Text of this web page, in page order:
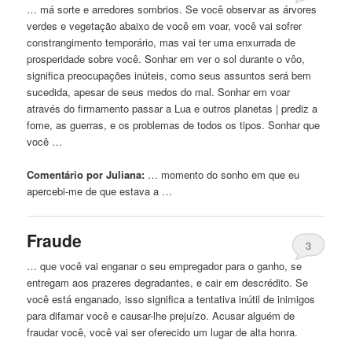
… má sorte e arredores sombrios. Se você observar as árvores
verdes e vegetação abaixo de vocêem voar, você vai sofrer
constrangimento temporário, mas vai ter uma enxurrada de
prosperidade sobre você. Sonharem ver o sol durante o vôo,
significa preocupações inúteis, como seus assuntos será bem
sucedida, apesar de seus medos do mal. Sonharem voar
através do firmamento passar a Lua e outros planetas | prediz a
fome, as guerras, e os problemas de todos os tipos. Sonhar que
você …
Comentário por Juliana: … momento do sonhoem que eu
apercebi-me de que estava a …
Fraude
3
… que você vai enganar o seu empregador para o ganho, se
entregam aos prazeres degradantes, e cairem descrédito. Se
você está enganado, isso significa a tentativa inútil de inimigos
para difamar você e causar-lhe prejuízo. Acusar alguém de
fraudar você, você vai ser oferecido um lugar de alta honra.